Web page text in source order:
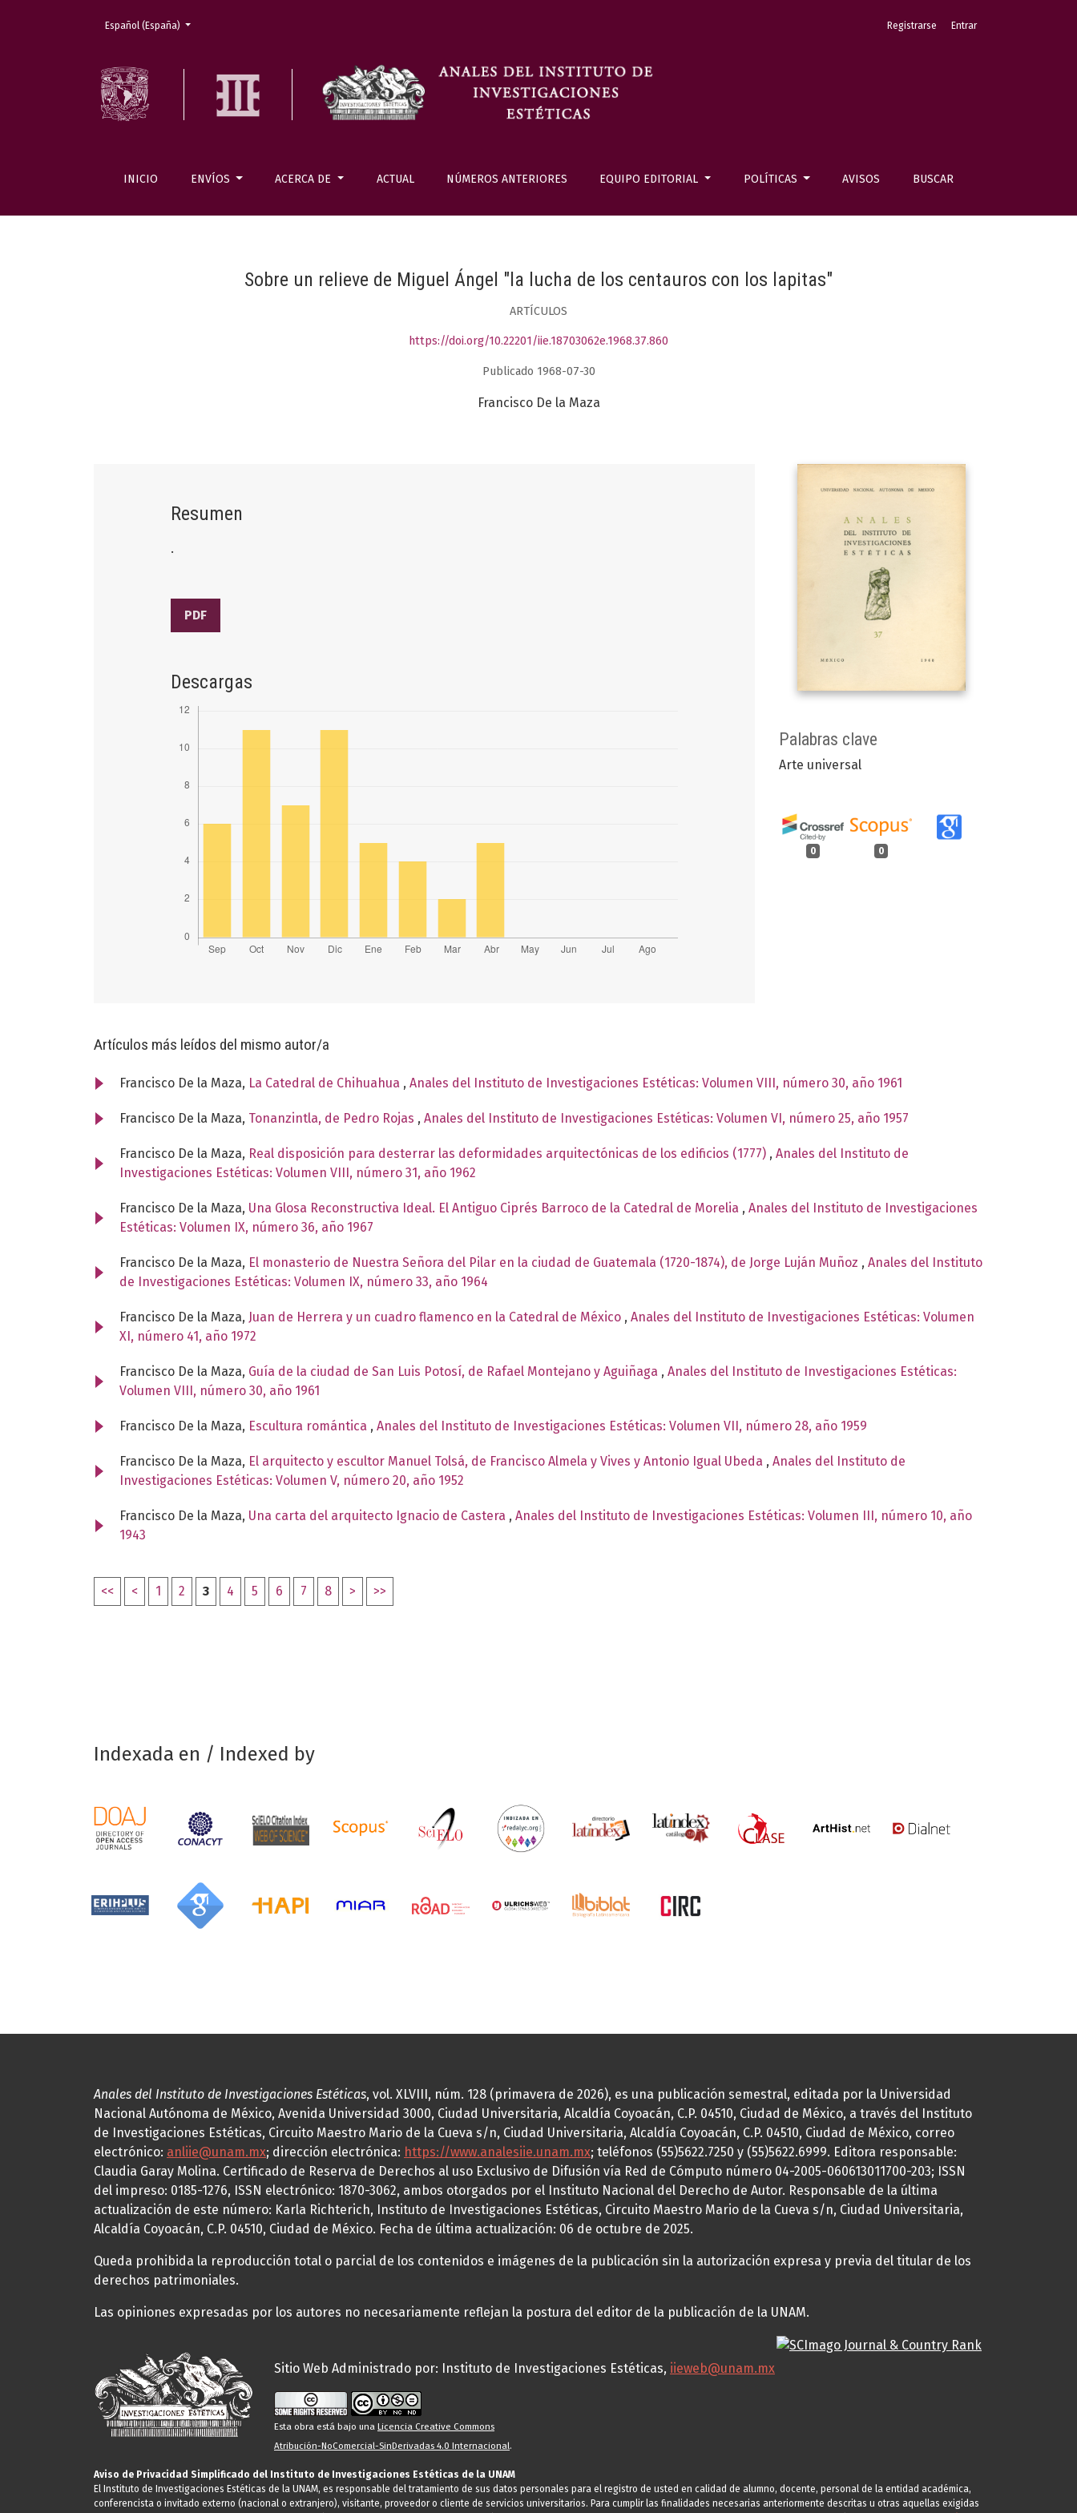
INICIO ENVÍOS ACERCA DE ACTUAL NÚMEROS ANTERIORES EQUIPO EDITORIAL POLÍTICAS AVISOS BUSCAR
Registrarse Entrar
Cambiar el idioma. El actual es:
Español (España)
Sobre un relieve de Miguel Ángel "la lucha de los centauros con los lapitas"
ARTÍCULOS
https://doi.org/10.22201/iie.18703062e.1968.37.860
Publicado 1968-07-30
Francisco De la Maza
Palabras clave
Arte universal
0 0
Resumen
.
PDF
Descargas
Artículos más leídos del mismo autor/a
Francisco De la Maza, La Catedral de Chihuahua , Anales del Instituto de Investigaciones Estéticas: Volumen VIII, número 30, año 1961
Francisco De la Maza, Tonanzintla, de Pedro Rojas , Anales del Instituto de Investigaciones Estéticas: Volumen VI, número 25, año 1957
Francisco De la Maza, Real disposición para desterrar las deformidades arquitectónicas de los edificios (1777) , Anales del Instituto de
Investigaciones Estéticas: Volumen VIII, número 31, año 1962
Francisco De la Maza, Una Glosa Reconstructiva Ideal. El Antiguo Ciprés Barroco de la Catedral de Morelia , Anales del Instituto de Investigaciones
Estéticas: Volumen IX, número 36, año 1967
Francisco De la Maza, El monasterio de Nuestra Señora del Pilar en la ciudad de Guatemala (1720-1874), de Jorge Luján Muñoz , Anales del Instituto
de Investigaciones Estéticas: Volumen IX, número 33, año 1964
Francisco De la Maza, Juan de Herrera y un cuadro flamenco en la Catedral de México , Anales del Instituto de Investigaciones Estéticas: Volumen
XI, número 41, año 1972
Francisco De la Maza, Guía de la ciudad de San Luis Potosí, de Rafael Montejano y Aguiñaga , Anales del Instituto de Investigaciones Estéticas:
Volumen VIII, número 30, año 1961
Francisco De la Maza, Escultura romántica , Anales del Instituto de Investigaciones Estéticas: Volumen VII, número 28, año 1959
Francisco De la Maza, El arquitecto y escultor Manuel Tolsá, de Francisco Almela y Vives y Antonio Igual Ubeda , Anales del Instituto de
Investigaciones Estéticas: Volumen V, número 20, año 1952
Francisco De la Maza, Una carta del arquitecto Ignacio de Castera , Anales del Instituto de Investigaciones Estéticas: Volumen III, número 10, año
1943
<< < 1 2 3 4 5 6 7 8 > >>
Indexada en / Indexed by
Anales del Instituto de Investigaciones Estéticas, vol. XLVIII, núm. 128 (primavera de 2026), es una publicación semestral, editada por la Universidad
Nacional Autónoma de México, Avenida Universidad 3000, Ciudad Universitaria, Alcaldía Coyoacán, C.P. 04510, Ciudad de México, a través del Instituto
de Investigaciones Estéticas, Circuito Maestro Mario de la Cueva s/n, Ciudad Universitaria, Alcaldía Coyoacán, C.P. 04510, Ciudad de México, correo
electrónico: anliie@unam.mx; dirección electrónica: https://www.analesiie.unam.mx; teléfonos (55)5622.7250 y (55)5622.6999. Editora responsable:
Claudia Garay Molina. Certificado de Reserva de Derechos al uso Exclusivo de Difusión vía Red de Cómputo número 04-2005-060613011700-203; ISSN
del impreso: 0185-1276, ISSN electrónico: 1870-3062, ambos otorgados por el Instituto Nacional del Derecho de Autor. Responsable de la última
actualización de este número: Karla Richterich, Instituto de Investigaciones Estéticas, Circuito Maestro Mario de la Cueva s/n, Ciudad Universitaria,
Alcaldía Coyoacán, C.P. 04510, Ciudad de México. Fecha de última actualización: 06 de octubre de 2025.
Queda prohibida la reproducción total o parcial de los contenidos e imágenes de la publicación sin la autorización expresa y previa del titular de los
derechos patrimoniales.
Las opiniones expresadas por los autores no necesariamente reflejan la postura del editor de la publicación de la UNAM.
Sitio Web Administrado por: Instituto de Investigaciones Estéticas, iieweb@unam.mx
Esta obra está bajo una Licencia Creative Commons
Atribución-NoComercial-SinDerivadas 4.0 Internacional.
Aviso de Privacidad Simplificado del Instituto de Investigaciones Estéticas de la UNAM
El Instituto de Investigaciones Estéticas de la UNAM, es responsable del tratamiento de sus datos personales para el registro de usted en calidad de alumno, docente, personal de la entidad académica,
conferencista o invitado externo (nacional o extranjero), visitante, proveedor o cliente de servicios universitarios. Para cumplir las finalidades necesarias anteriormente descritas u otras aquellas exigidas